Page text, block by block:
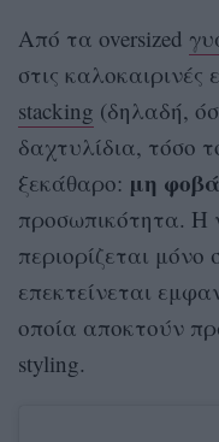
Από τα oversized
στις καλοκαιρινές
stacking (δηλαδή,
δαχτυλίδια, τόσο
ξεκάθαρο: μη
προσωπικότητα. Η
περιορίζεται
επεκτείνεται
οποία αποκτούν
styling.